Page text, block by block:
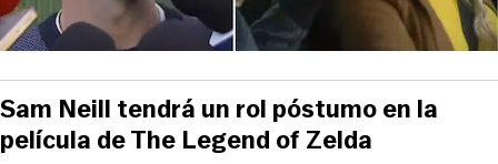
Sam Neill tendrá un rol póstumo en la
película de The Legend of Zelda